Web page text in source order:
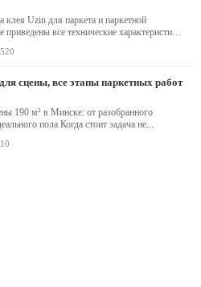
клея Uzin для паркета и паркетной
приведены все технические характеристики
190 м² в Минске: от разобранного
пола Когда стоит задача не...